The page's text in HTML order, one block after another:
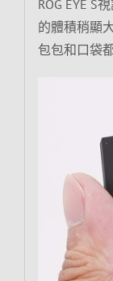
ROG EYE S
的體積稍顯
包包和口袋